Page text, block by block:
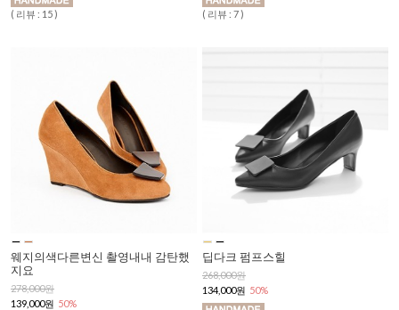
( 리뷰 : 15 ) ( 리뷰 : 7 )
웨지의색다른변신 촬영내내 감탄했
지요
278,000원
139,000원 50%
딥다크 펌프스힐
268,000원
134,000원 50%